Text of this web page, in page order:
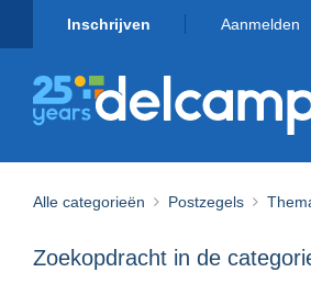
Inschrijven Aanmelden
Alle categorieën Postzegels
Zoekopdracht in de